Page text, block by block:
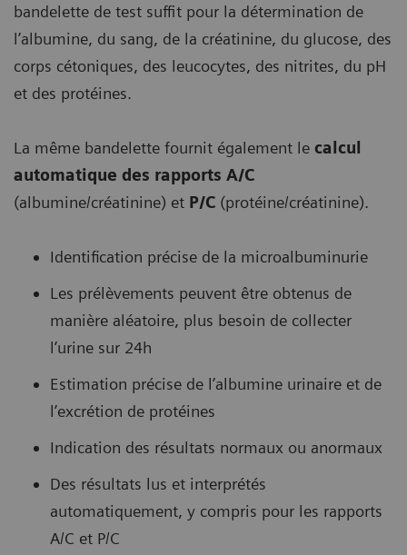
bandelette de test suffit pour la détermination de
l’albumine, du sang, de la créatinine, du glucose, des
corps cétoniques, des leucocytes, des nitrites, du pH
et des protéines.
La même bandelette fournit également le calcul
automatique des rapports A/C
(albumine/créatinine) et P/C (protéine/créatinine).
Identification précise de la microalbuminurie
Les prélèvements peuvent être obtenus de
manière aléatoire, plus besoin de collecter
l’urine sur 24h
Estimation précise de l’albumine urinaire et de
l’excrétion de protéines
Indication des résultats normaux ou anormaux
Des résultats lus et interprétés
automatiquement, y compris pour les rapports
A/C et P/C